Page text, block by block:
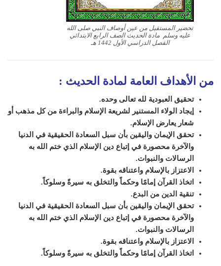
تحضير المستقبل من عين أوصاف النبي صلى الله
عليه وسلم مادة الحديث الصف الرابع الابتدائي
الفصل الدراسي الأول 1442 هـ
من الأهداف العامة لمادة الحديث :
تحقيق العبودية لله تعالى وحده.
إيجاد الولاء المستنير لشريعة الإسلام والبراءة من كل مذهب أو
شعار يعارض الإسلام.
تحقق الإيمان واليقين بأن سبل السعادة الحقيقية في الدنيا
والآخرة محصورة في إتباع دين الإسلام الذي ختم الله به
الرسالات والنبوات.
الاعتزاز بالإسلام واعتناقه بقوة.
اتخاذ القرآن إمامًا وحكماً والتخلق به سيرةً وسلوكاً.
تنقية الدين من البدع.
تحقق الإيمان واليقين بأن سبل السعادة الحقيقية في الدنيا
والآخرة محصورة في إتباع دين الإسلام الذي ختم الله به
الرسالات والنبوات.
الاعتزاز بالإسلام واعتناقه بقوة.
اتخاذ القرآن إمامًا وحكماً والتخلق به سيرةً وسلوكاً.